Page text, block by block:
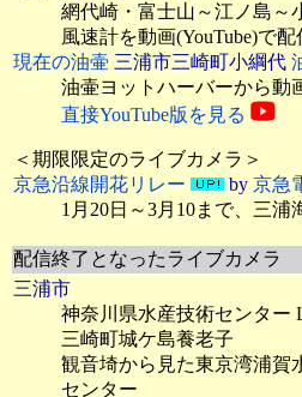
網代崎・富士山～江ノ島～
風速計を動画(YouTube)で配
現在の油壷 三浦市三崎町小綱代
油壷ヨットハーバーから動
直接YouTube版を見る
＜期限限定のライブカメラ＞
京急沿線開花リレー
by 京急
1月20日～3月10まで、三
配信終了となったライブカメラ
三浦市
神奈川県水産技術センター
三崎町城ケ島養老子
観音埼から見た東京湾浦賀
センター